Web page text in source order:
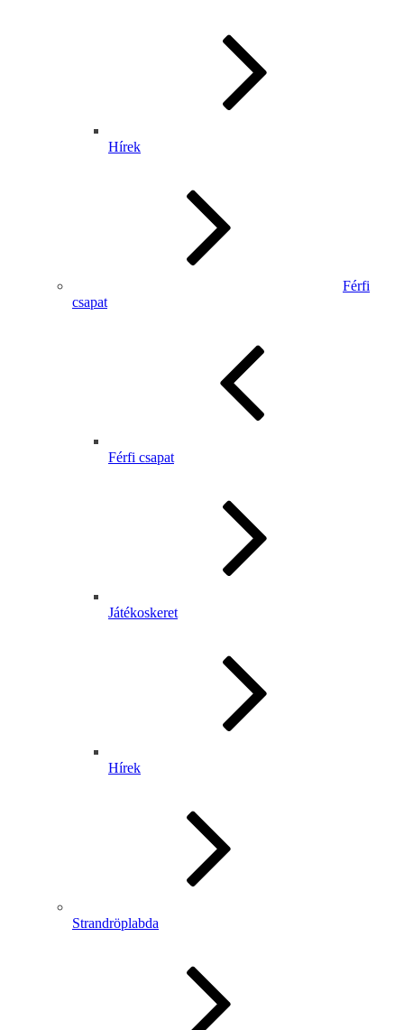
Hírek
Férfi
csapat
Férfi csapat
Játékoskeret
Hírek
Strandröplabda